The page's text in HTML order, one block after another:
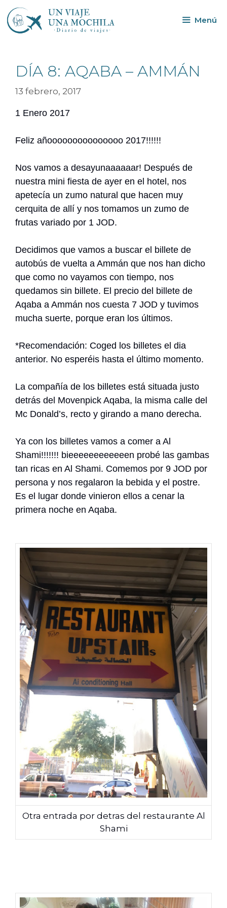
Menú
DÍA 8: AQABA – AMMÁN
13 febrero, 2017
1 Enero 2017
Feliz añooooooooooooooo 2017!!!!!!
Nos vamos a desayunaaaaaar! Después de
nuestra mini fiesta de ayer en el hotel, nos
apetecía un zumo natural que hacen muy
cerquita de allí y nos tomamos un zumo de
frutas variado por 1 JOD.
Decidimos que vamos a buscar el billete de
autobús de vuelta a Ammán que nos han dicho
que como no vayamos con tiempo, nos
quedamos sin billete. El precio del billete de
Aqaba a Ammán nos cuesta 7 JOD y tuvimos
mucha suerte, porque eran los últimos.
*Recomendación: Coged los billetes el dia
anterior. No esperéis hasta el último momento.
La compañía de los billetes está situada justo
detrás del Movenpick Aqaba, la misma calle del
Mc Donald’s, recto y girando a mano derecha.
Ya con los billetes vamos a comer a Al
Shami!!!!!!! bieeeeeeeeeeeen probé las gambas
tan ricas en Al Shami. Comemos por 9 JOD por
persona y nos regalaron la bebida y el postre.
Es el lugar donde vinieron ellos a cenar la
primera noche en Aqaba.
Otra entrada por detras del restaurante Al
Shami